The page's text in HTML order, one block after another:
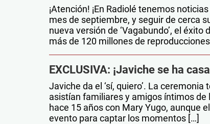
¡Atención! ¡En Radiolé tenemos
mes de septiembre, y seguir de cerca
nueva versión de ‘Vagabundo’, el
más de 120 millones de
EXCLUSIVA: ¡Javiche se ha
Javiche da el ‘sí, quiero’. La
asistían familiares y amigos íntimos
hace 15 años con Mary Yugo, aunque
evento para captar los momentos […]